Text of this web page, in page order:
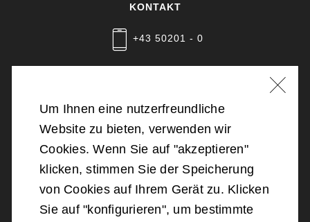
KONTAKT
+43 50201 - 0
2026Bundesministerium für Landesverteidigung
Barrierefreiheit
Um Ihnen eine nutzerfreundliche
Website zu bieten, verwenden wir
Cookies. Wenn Sie auf "akzeptieren"
klicken, stimmen Sie der Speicherung
von Cookies auf Ihrem Gerät zu. Klicken
Sie auf "konfigurieren", um bestimmte